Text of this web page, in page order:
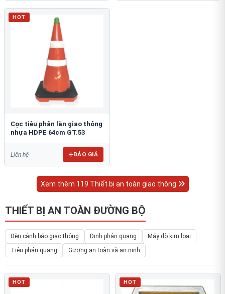
HOT
Cọc tiêu phân làn giao thông
nhựa HDPE 64cm GT.53
Liên hệ BÁO GIÁ
Xem thêm 119 Thiết bị an toàn giao thông
THIẾT BỊ AN TOÀN ĐƯỜNG BỘ
Đèn cảnh báo giao thông Đinh phản quang
Máy dò kim loại
Tiêu phản quang
Gương an toàn và an ninh
HOT HOT